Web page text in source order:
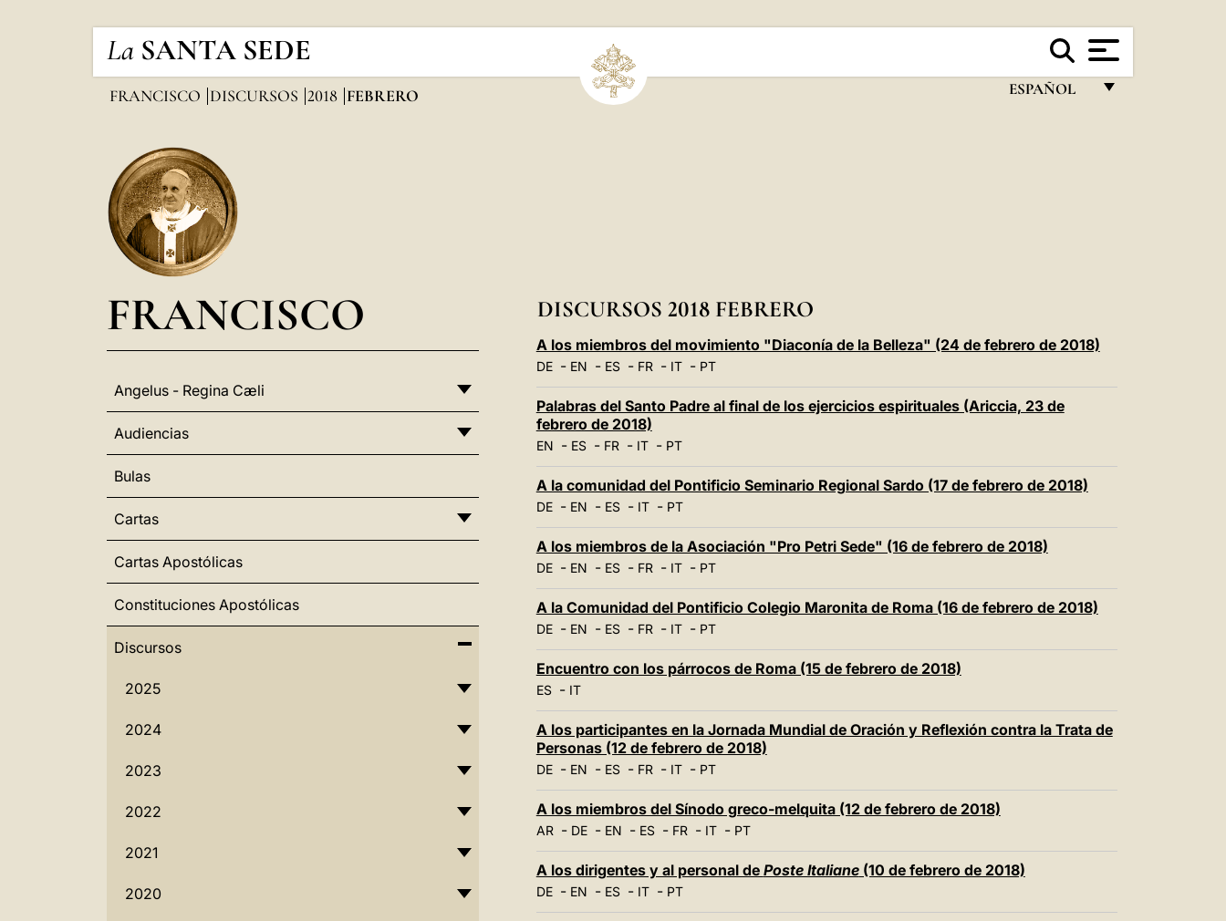
La SANTA SEDE
ESPAÑOL
POLSKI
中文
FRANCISCO DISCURSOS 2018 FEBRERO
FRANCISCO
Angelus - Regina Cæli
Audiencias
Bulas
Cartas
Cartas Apostólicas
Constituciones Apostólicas
Discursos
2025
2024
2023
2022
2021
2020
DISCURSOS 2018 FEBRERO
A los miembros del movimiento "Diaconía de la Belleza" (24 de febrero de 2018)
DE- EN - ES- FR- IT- PT
Palabras del Santo Padre al final de los ejercicios espirituales (Ariccia, 23 de
febrero de 2018)
EN - ES- FR- IT- PT
A la comunidad del Pontificio Seminario Regional Sardo (17 de febrero de 2018)
DE- EN - ES- IT- PT
A los miembros de la Asociación "Pro Petri Sede" (16 de febrero de 2018)
DE- EN - ES- FR- IT- PT
A la Comunidad del Pontificio Colegio Maronita de Roma (16 de febrero de 2018)
DE- EN - ES- FR- IT- PT
Encuentro con los párrocos de Roma (15 de febrero de 2018)
ES- IT
A los participantes en la Jornada Mundial de Oración y Reflexión contra la Trata de
Personas (12 de febrero de 2018)
DE- EN - ES- FR- IT- PT
A los miembros del Sínodo greco-melquita (12 de febrero de 2018)
AR- DE- EN - ES- FR- IT- PT
A los dirigentes y al personal de Poste Italiane(10 de febrero de 2018)
DE- EN - ES- IT- PT